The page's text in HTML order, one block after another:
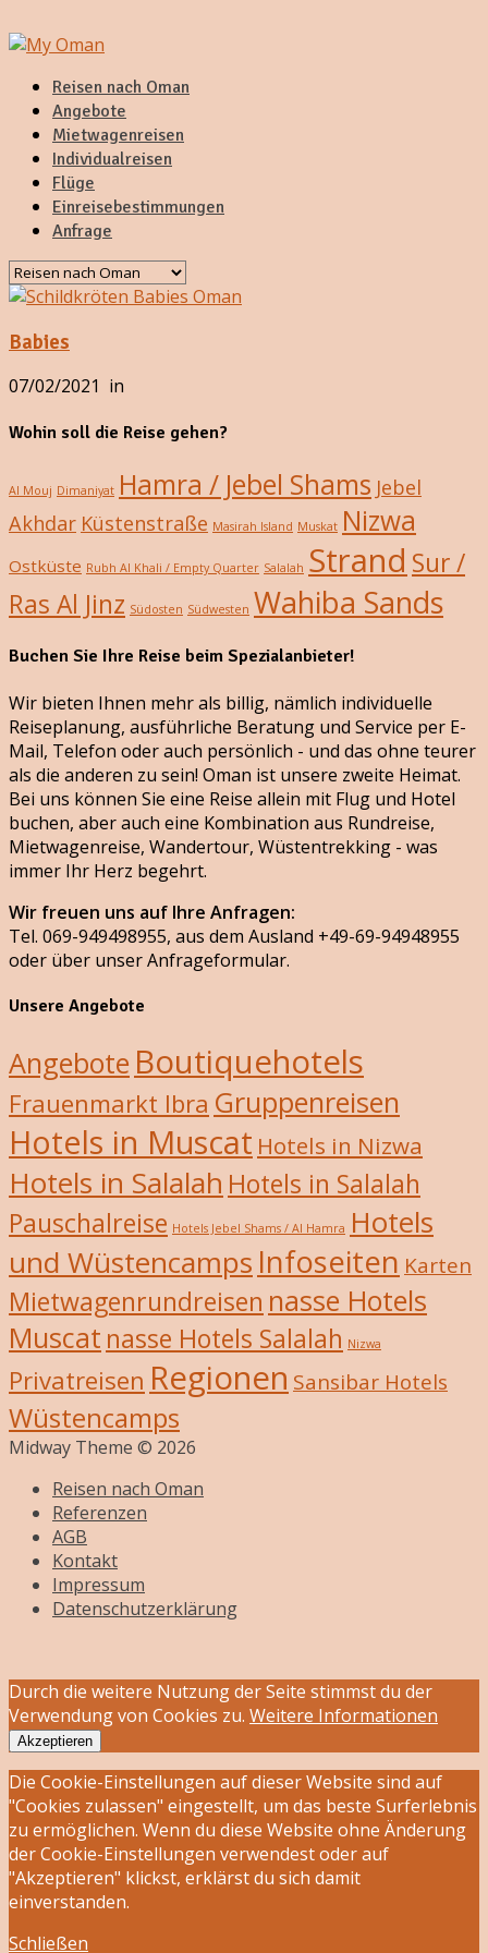
Reisen nach Oman
Angebote
Mietwagenreisen
Individualreisen
Flüge
Einreisebestimmungen
Anfrage
Babies
07/02/2021 in
Wohin soll die Reise gehen?
Al Mouj Dimaniyat Hamra / Jebel Shams Jebel
Akhdar Küstenstraße Masirah Island Muskat Nizwa
Ostküste Rubh Al Khali / Empty Quarter Salalah Strand Sur /
Ras Al Jinz Südosten Südwesten Wahiba Sands
Buchen Sie Ihre Reise beim Spezialanbieter!
Wir bieten Ihnen mehr als billig, nämlich individuelle
Reiseplanung, ausführliche Beratung und Service per E-
Mail, Telefon oder auch persönlich - und das ohne teurer
als die anderen zu sein! Oman ist unsere zweite Heimat.
Bei uns können Sie eine Reise allein mit Flug und Hotel
buchen, aber auch eine Kombination aus Rundreise,
Mietwagenreise, Wandertour, Wüstentrekking - was
immer Ihr Herz begehrt.
Wir freuen uns auf Ihre Anfragen:
Tel. 069-949498955, aus dem Ausland +49-69-94948955
oder über unser Anfrageformular.
Unsere Angebote
Angebote Boutiquehotels
Frauenmarkt Ibra Gruppenreisen
Hotels in Muscat Hotels in Nizwa
Hotels in Salalah Hotels in Salalah
Pauschalreise Hotels Jebel Shams / Al Hamra Hotels
und Wüstencamps Infoseiten Karten
Mietwagenrundreisen nasse Hotels
Muscat nasse Hotels Salalah Nizwa
Privatreisen Regionen Sansibar Hotels
Wüstencamps
Midway Theme © 2026
Reisen nach Oman
Referenzen
AGB
Kontakt
Impressum
Datenschutzerklärung
Durch die weitere Nutzung der Seite stimmst du der
Verwendung von Cookies zu. Weitere Informationen
Akzeptieren
Die Cookie-Einstellungen auf dieser Website sind auf
"Cookies zulassen" eingestellt, um das beste Surferlebnis
zu ermöglichen. Wenn du diese Website ohne Änderung
der Cookie-Einstellungen verwendest oder auf
"Akzeptieren" klickst, erklärst du sich damit
einverstanden.
Schließen